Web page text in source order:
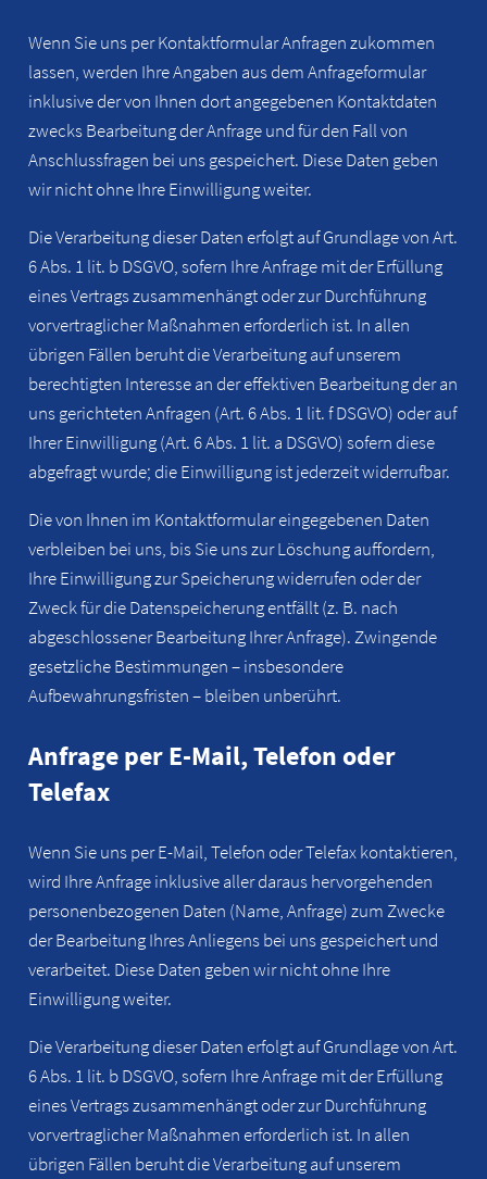
Wenn Sie uns per Kontaktformular Anfragen zukommen
lassen, werden Ihre Angaben aus dem Anfrageformular
inklusive der von Ihnen dort angegebenen Kontaktdaten
zwecks Bearbeitung der Anfrage und für den Fall von
Anschlussfragen bei uns gespeichert. Diese Daten geben
wir nicht ohne Ihre Einwilligung weiter.
Die Verarbeitung dieser Daten erfolgt auf Grundlage von Art.
6 Abs. 1 lit. b DSGVO, sofern Ihre Anfrage mit der Erfüllung
eines Vertrags zusammenhängt oder zur Durchführung
vorvertraglicher Maßnahmen erforderlich ist. In allen
übrigen Fällen beruht die Verarbeitung auf unserem
berechtigten Interesse an der effektiven Bearbeitung der an
uns gerichteten Anfragen (Art. 6 Abs. 1 lit. f DSGVO) oder auf
Ihrer Einwilligung (Art. 6 Abs. 1 lit. a DSGVO) sofern diese
abgefragt wurde; die Einwilligung ist jederzeit widerrufbar.
Die von Ihnen im Kontaktformular eingegebenen Daten
verbleiben bei uns, bis Sie uns zur Löschung auffordern,
Ihre Einwilligung zur Speicherung widerrufen oder der
Zweck für die Datenspeicherung entfällt (z. B. nach
abgeschlossener Bearbeitung Ihrer Anfrage). Zwingende
gesetzliche Bestimmungen – insbesondere
Aufbewahrungsfristen – bleiben unberührt.
Anfrage per E-Mail, Telefon oder
Telefax
Wenn Sie uns per E-Mail, Telefon oder Telefax kontaktieren,
wird Ihre Anfrage inklusive aller daraus hervorgehenden
personenbezogenen Daten (Name, Anfrage) zum Zwecke
der Bearbeitung Ihres Anliegens bei uns gespeichert und
verarbeitet. Diese Daten geben wir nicht ohne Ihre
Einwilligung weiter.
Die Verarbeitung dieser Daten erfolgt auf Grundlage von Art.
6 Abs. 1 lit. b DSGVO, sofern Ihre Anfrage mit der Erfüllung
eines Vertrags zusammenhängt oder zur Durchführung
vorvertraglicher Maßnahmen erforderlich ist. In allen
übrigen Fällen beruht die Verarbeitung auf unserem